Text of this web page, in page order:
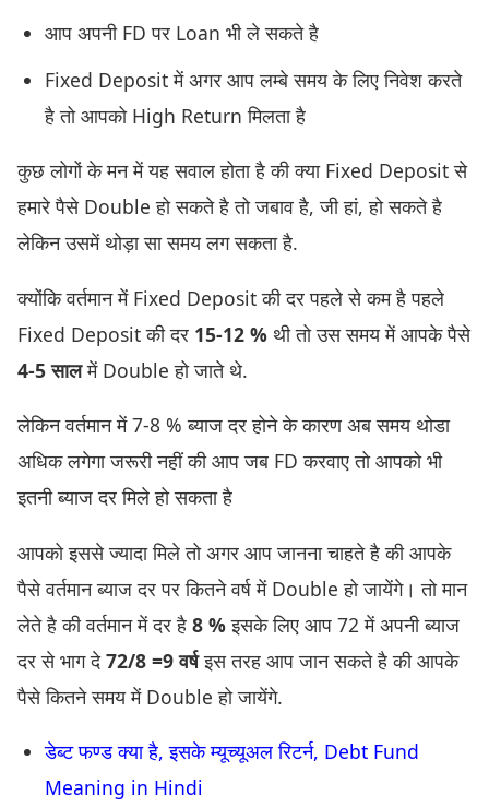
आप अपनी FD पर Loan भी ले सकते है
Fixed Deposit में अगर आप लम्बे समय के लिए निवेश करते
है तो आपको High Return मिलता है
कुछ लोगों के मन में यह सवाल होता है की क्या Fixed Deposit से
हमारे पैसे Double हो सकते है तो जबाव है, जी हां, हो सकते है
लेकिन उसमें थोड़ा सा समय लग सकता है.
क्योंकि वर्तमान में Fixed Deposit की दर पहले से कम है पहले
Fixed Deposit की दर 15-12 % थी तो उस समय में आपके पैसे
4-5 सालमें Double हो जाते थे.
लेकिन वर्तमान में 7-8 % ब्याज दर होने के कारण अब समय थोडा
अधिक लगेगा जरूरी नहीं की आप जब FD करवाए तो आपको भी
इतनी ब्याज दर मिले हो सकता है
आपको इससे ज्यादा मिले तो अगर आप जानना चाहते है की आपके
पैसे वर्तमान ब्याज दर पर कितने वर्ष में Double हो जायेंगे। तो मान
लेते है की वर्तमान में दर है 8 %इसके लिए आप 72 में अपनी ब्याज
दर से भाग दे72/8 =9 वर्षइस तरह आप जान सकते है की आपके
पैसे कितने समय में Double हो जायेंगे.
डेब्ट फण्ड क्या है, इसके म्यूच्यूअल रिटर्न, Debt Fund
Meaning in Hindi